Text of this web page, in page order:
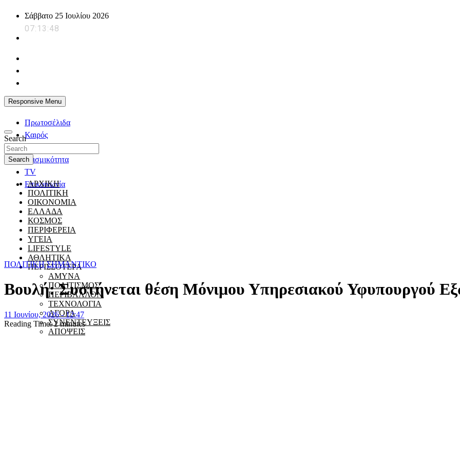
content
Σάββατο 25 Ιουλίου 2026
07:13:49
Responsive Menu
Πρωτοσέλιδα
Καιρός
Ζώδια
Σεισμικότητα
TV
Επικοινωνία
powerplayer.gr
Search
Search
ΑΡΧΙΚΗ
ΠΟΛΙΤΙΚΗ
ΟΙΚΟΝΟΜΙΑ
ΕΛΛΑΔΑ
ΚΟΣΜΟΣ
ΠΕΡΙΦΕΡΕΙΑ
ΥΓΕΙΑ
LIFESTYLE
ΑΘΛΗΤΙΚΑ
ΠΕΡΙΣΣΟΤΕΡΑ
ΑΜΥΝΑ
ΠΟΛΙΤΙΣΜΟΣ
ΠΕΡΙΒΑΛΛΟΝ
ΤΕΧΝΟΛΟΓΙΑ
ΑΓΟΡΑ
ΣΥΝΕΝΤΕΥΞΕΙΣ
ΑΠΟΨΕΙΣ
ΠΟΛΙΤΙΚΗ ΣΗΜΑΝΤΙΚΟ
Βουλή: Συστήνεται θέση Mόνιμου Υπηρεσιακού Υφυπουργού
11 Ιουνίου, 2026 - 12:47
Reading Time:2 minutes